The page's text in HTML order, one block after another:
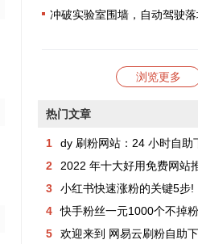
冲破实验室围墙，自动驾驶
浏览更多
热门文章
1
dy 刷粉网站：24 小时自助下单，提供多种 QQ
2
2022 年十大好用免费网站
3
小红书快速涨粉的关键5步!
4
快手粉丝一元1000个不掉粉，快手粉丝平台 网站免费，小白进来看看，
5
欢迎来到 网易云刷粉自助